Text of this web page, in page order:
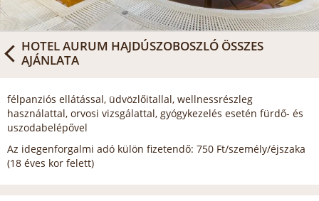
HOTEL AURUM HAJDÚSZOBOSZLÓ ÖSSZES
AJÁNLATA
félpanziós ellátással, üdvözlőitallal, wellnessrészleg
használattal, orvosi vizsgálattal, gyógykezelés esetén fürdő- és
uszodabelépővel
Az idegenforgalmi adó külön fizetendő: 750 Ft/személy/éjszaka
(18 éves kor felett)